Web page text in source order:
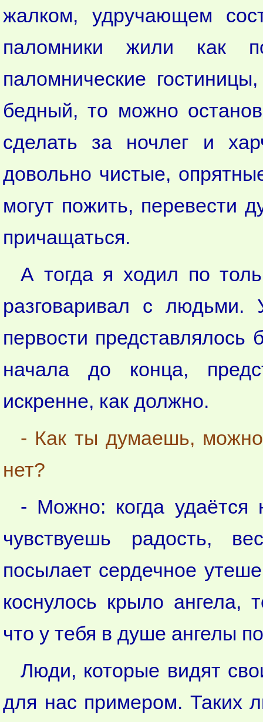
жалком, удручающем
паломники жили как
паломнические
бедный, то можно
сделать за ночлег и
довольно чистые,
могут пожить, перевести
причащаться.
А тогда я ходил по
разговаривал с людьми.
первости
начала до конца,
искренне, как должно.
- Как ты думаешь, можно
нет?
- Можно: когда удаётся
чувствуешь радость,
посылает сердечное
коснулось крыло ангела,
что у тебя в душе ангелы
Люди, которые видят
для нас примером. Таких